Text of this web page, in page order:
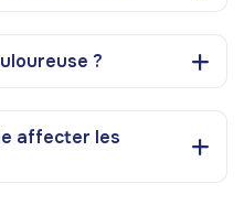
?
affecter les